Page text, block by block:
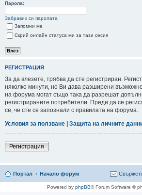
Парола:
Забравих си паролата
Запомни ме
Скрий онлайн статуса ми за тази сесия
РЕГИСТРАЦИЯ
За да влезете, трябва да сте регистриран.
няколко минути, но Ви дава разширени
на форума могат също така да разрешат
регистрираните потребители. Преди да се
се, че сте се запознали с правилата на форума.
Условия за ползване | Защита на личните
Регистрация
Портал Начало форум
Powered by phpBB® Forum Software ©